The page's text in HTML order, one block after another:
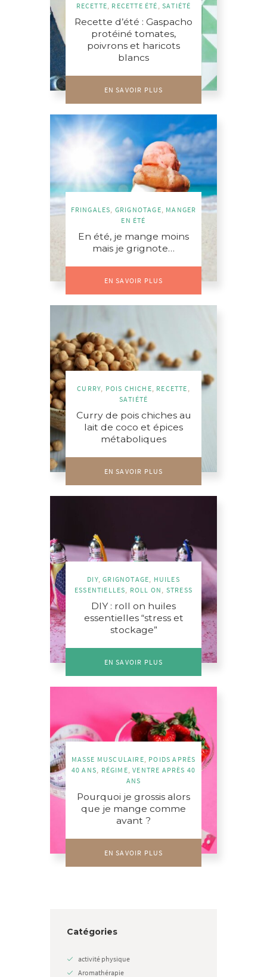
RECETTE RECETTE ÉTÉ SATIÉTÉ
Recette d’été : Gaspacho
protéiné tomates,
poivrons et haricots
blancs
EN SAVOIR PLUS
FRINGALES GRIGNOTAGE MANGER
EN ÉTÉ
En été, je mange moins
mais je grignote…
EN SAVOIR PLUS
CURRY POIS CHICHE RECETTE
SATIÉTÉ
Curry de pois chiches au
lait de coco et épices
métaboliques
EN SAVOIR PLUS
DIY,GRIGNOTAGE
HUILES
ESSENTIELLES
ROLL ON STRESS
DIY : roll on huiles
essentielles “stress et
stockage”
EN SAVOIR PLUS
MASSE MUSCULAIRE POIDS APRÈS
40 ANS
RÉGIME ,VENTRE APRÈS 40
ANS
Pourquoi je grossis alors
que je mange comme
avant ?
EN SAVOIR PLUS
Catégories
activité physique
Aromathérapie